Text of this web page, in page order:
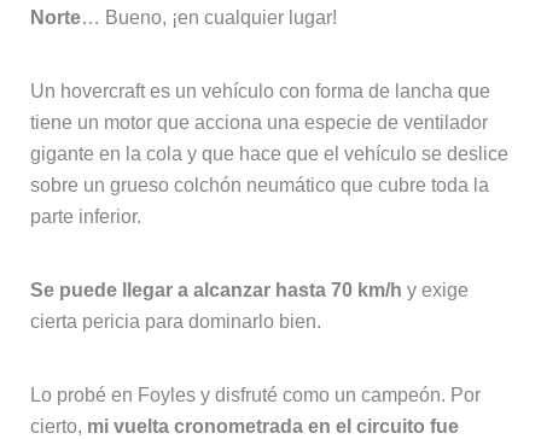
Norte… Bueno, ¡en cualquier lugar!
Un hovercraft es un vehículo con forma de lancha que
tiene un motor que acciona una especie de ventilador
gigante en la cola y que hace que el vehículo se deslice
sobre un grueso colchón neumático que cubre toda la
parte inferior.
Se puede llegar a alcanzar hasta 70 km/h y exige
cierta pericia para dominarlo bien.
Lo probé en Foyles y disfruté como un campeón. Por
cierto, mi vuelta cronometrada en el circuito fue